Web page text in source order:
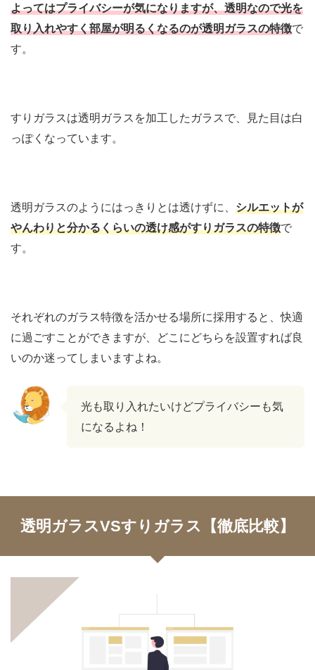
よってはプライバシーが気になりますが、透明なので光を
取り入れやすく部屋が明るくなるのが透明ガラスの特徴で
す。
すりガラスは透明ガラスを加工したガラスで、見た目は白
っぽくなっています。
透明ガラスのようにはっきりとは透けずに、 シルエットが
やんわりと分かるくらいの透け感がすりガラスの特徴で
す。
それぞれのガラス特徴を活かせる場所に採用すると、快適
に過ごすことができますが、どこにどちらを設置すれば良
いのか迷ってしまいますよね。
光も取り入れたいけどプライバシーも気
になるよね！
透明ガラスVSすりガラス【徹底比較】